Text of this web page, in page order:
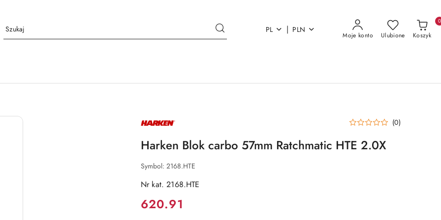
PL | PLN
Moje konto Ulubione Koszyk
0
NAZWA
PRODUCENTA: (0)
Harken Blok carbo 57mm Ratchmatic HTE 2.0X
Symbol: 2168.HTE
Nr kat. 2168.HTE
Cena:
620.91